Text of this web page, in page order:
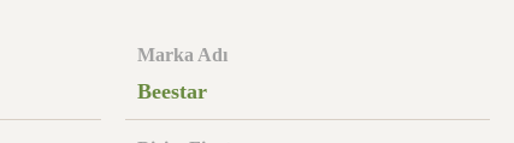
Marka Adı
Beestar